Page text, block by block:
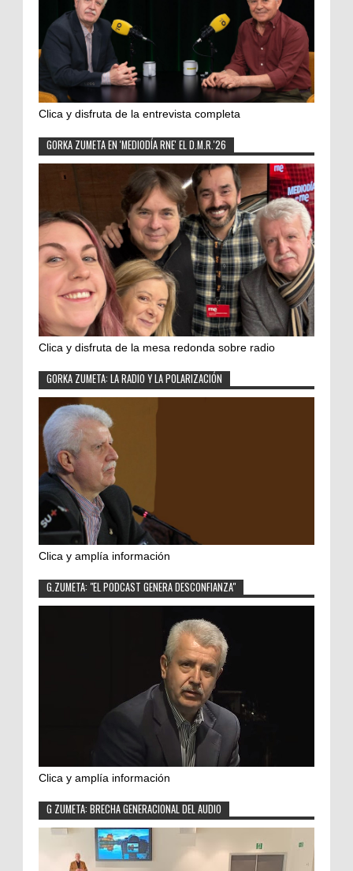
Clica y disfruta de la entrevista completa
GORKA ZUMETA EN 'MEDIODÍA RNE' EL D.M.R.'26
Clica y disfruta de la mesa redonda sobre radio
GORKA ZUMETA: LA RADIO Y LA POLARIZACIÓN
Clica y amplía información
G.ZUMETA: "EL PODCAST GENERA DESCONFIANZA"
Clica y amplía información
G ZUMETA: BRECHA GENERACIONAL DEL AUDIO